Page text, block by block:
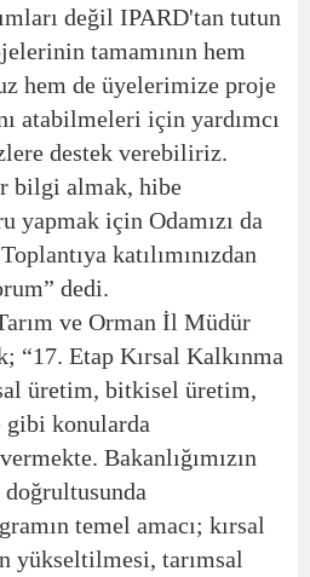
değil IPARD'tan tutun
tamamının hem
hem de üyelerimize proje
atabilmeleri için yardımcı
destek verebiliriz.
bilgi almak, hibe
yapmak için Odamızı da
katılımınızdan
dedi.
ve Orman İl Müdür
“17. Etap Kırsal Kalkınma
üretim, bitkisel üretim,
gibi konularda
Bakanlığımızın
doğrultusunda
temel amacı; kırsal
yükseltilmesi, tarımsal